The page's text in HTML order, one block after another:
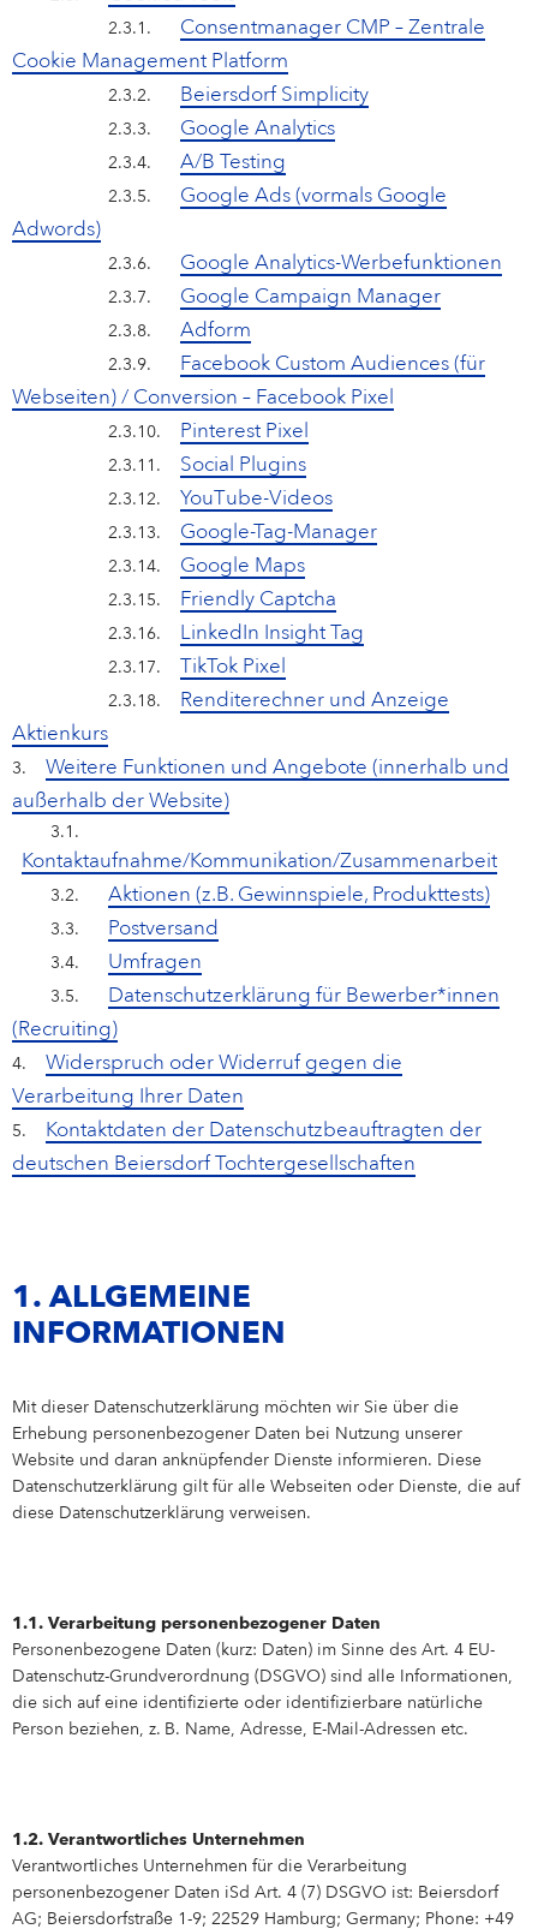
2.3.1. Consentmanager CMP – Zentrale
Cookie Management Platform
2.3.2. Beiersdorf Simplicity
2.3.3. Google Analytics
2.3.4.A/B Testing
2.3.5. Google Ads (vormals Google
Adwords)
2.3.6. Google Analytics-Werbefunktionen
2.3.7. Google Campaign Manager
2.3.8.Adform
2.3.9.
Facebook Custom Audiences (für
Webseiten) / Conversion – Facebook Pixel
2.3.10. Pinterest Pixel
2.3.11. Social Plugins
2.3.12. YouTube-Videos
2.3.13. Google-Tag-Manager
2.3.14. Google Maps
2.3.15. Friendly Captcha
2.3.16. LinkedIn Insight Tag
2.3.17. TikTok Pixel
2.3.18.
Renditerechner und Anzeige
Aktienkurs
3. Weitere Funktionen und Angebote (innerhalb und
außerhalb der Website)
3.1.
Kontaktaufnahme/Kommunikation/Zusammenarbeit
3.2.Aktionen (z.B. Gewinnspiele, Produkttests)
3.3. Postversand
3.4. Umfragen
3.5.
Datenschutzerklärung für Bewerber*innen
(Recruiting)
4. Widerspruch oder Widerruf gegen die
Verarbeitung Ihrer Daten
5.
Kontaktdaten der Datenschutzbeauftragten der
deutschen Beiersdorf Tochtergesellschaften
1. ALLGEMEINE
INFORMATIONEN
Mit dieser Datenschutzerklärung möchten wir Sie über die
Erhebung personenbezogener Daten bei Nutzung unserer
Website und daran anknüpfender Dienste informieren. Diese
Datenschutzerklärung gilt für alle Webseiten oder Dienste, die auf
diese Datenschutzerklärung verweisen.
1.1. Verarbeitung personenbezogener Daten
Personenbezogene Daten (kurz: Daten) im Sinne des Art. 4 EU-
Datenschutz-Grundverordnung (DSGVO) sind alle Informationen,
die sich auf eine identifizierte oder identifizierbare natürliche
Person beziehen, z. B. Name, Adresse, E-Mail-Adressen etc.
1.2. Verantwortliches Unternehmen
Verantwortliches Unternehmen für die Verarbeitung
personenbezogener Daten iSd Art. 4 (7) DSGVO ist: Beiersdorf
AG; Beiersdorfstraße 1-9; 22529 Hamburg; Germany; Phone: +49